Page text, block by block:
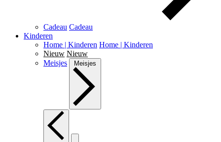
Cadeau Cadeau
Kinderen
Home | Kinderen Home | Kinderen
Nieuw Nieuw
Meisjes
Meisjes